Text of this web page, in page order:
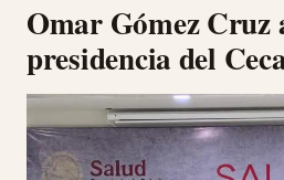
Omar Gómez Cruz
presidencia del